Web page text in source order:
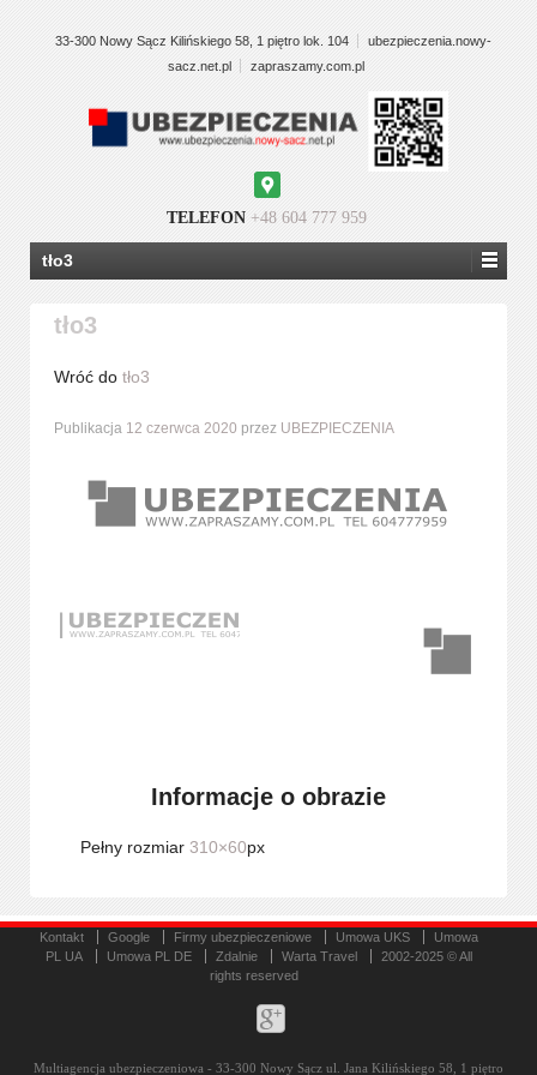
33-300 Nowy Sącz Kilińskiego 58, 1 piętro lok. 104
ubezpieczenia.nowy-
sacz.net.pl
zapraszamy.com.pl
Maps
TELEFON +48 604 777 959
tło3
tło3
Wróć do tło3
Publikacja 12 czerwca 2020 przez UBEZPIECZENIA
Informacje o obrazie
Pełny rozmiar 310×60px
Kontakt Google Firmy ubezpieczeniowe Umowa UKS
Umowa
PL UA
Umowa PL DE Zdalnie Warta Travel
2002-2025 © All
rights reserved
Multiagencja ubezpieczeniowa - 33-300 Nowy Sącz ul. Jana Kilińskiego 58, 1 piętro